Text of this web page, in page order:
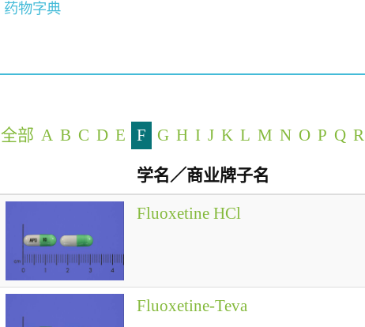
药物字典
全部 A B C D E F G H I J K L M N O P Q R
学名／商业牌子名
Fluoxetine HCl
Fluoxetine-Teva